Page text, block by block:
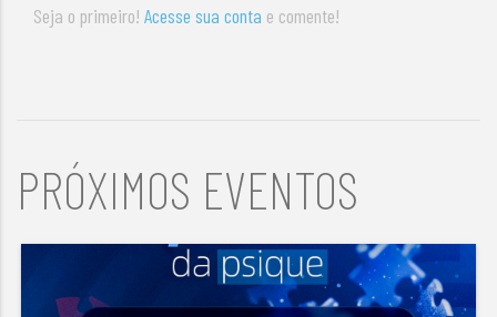
Seja o primeiro!Acesse sua conta e comente!
PRÓXIMOS EVENTOS